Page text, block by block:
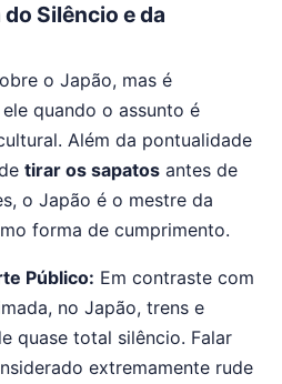
Silêncio e da
o Japão, mas é
quando o assunto é
Além da pontualidade
tirar os sapatos antes de
o Japão é o mestre da
forma de cumprimento.
Público: Em contraste com
no Japão, trens e
quase total silêncio. Falar
extremamente rude